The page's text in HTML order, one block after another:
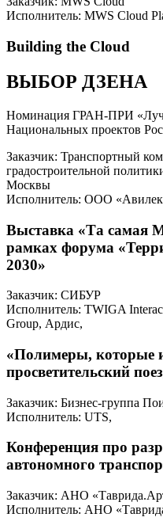
Исполнитель: MWS Cloud
Building the Cloud
ВЫБОР ДЗЕНА
Номинация ГРАН-ПРИ
Национальных проектов
Заказчик: Транспортный
градостроительной
Москвы
Исполнитель: ООО
Выставка «Та самая
рамках форума
2030»
Заказчик: СИБУР
Исполнитель: TWIGA
Group, Ардис,
«Полимеры, которые
просветительский
Заказчик: Бизнес-группа
Исполнитель: UTS,
Конференция про
автономного
Заказчик: АНО
Исполнитель: АНО